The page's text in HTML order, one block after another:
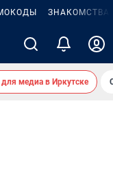
ЗНАКОМСТВА
для медиа в Иркутске